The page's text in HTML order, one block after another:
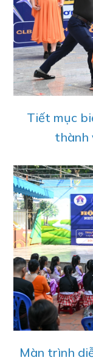
Tiết mục
thành
Màn trình